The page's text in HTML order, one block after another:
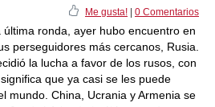
Me gusta! 0 Comentarios
ronda, ayer hubo encuentro en
perseguidores más cercanos, Rusia.
la lucha a favor de los rusos, con
que ya casi se les puede
mundo. China, Ucrania y Armenia se